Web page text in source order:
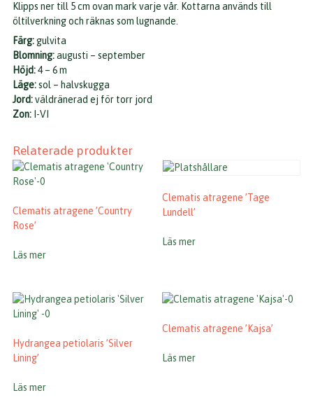
Klipps ner till 5 cm ovan mark varje vår. Kottarna används till
öltilverkning och räknas som lugnande.
Färg:gulvita
Blomning:augusti – september
Höjd:4 – 6 m
Läge:sol – halvskugga
Jord:väldränerad ej för torr jord
Zon: I-VI
Relaterade produkter
Clematis atragene ’Country
Rose’
Läs mer
Clematis atragene ’Tage
Lundell’
Läs mer
Hydrangea petiolaris ’Silver
Lining’
Läs mer
Clematis atragene ’Kajsa’
Läs mer